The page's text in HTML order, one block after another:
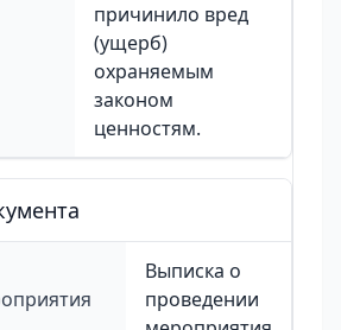
причинило вред
(ущерб)
охраняемым
законом
ценностям.
Выписка о
проведении